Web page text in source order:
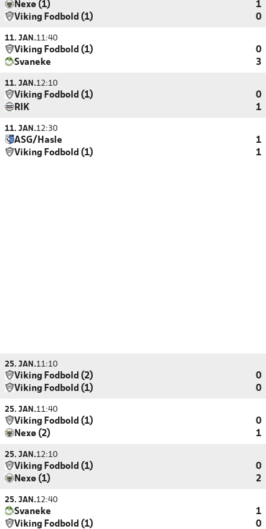
Nexø (1)
1
Viking Fodbold (1)
0
11. JAN.11:40
Viking Fodbold (1)
0
Svaneke
3
11. JAN.12:10
Viking Fodbold (1)
0
RIK
1
11. JAN.12:30
ASG/Hasle
1
Viking Fodbold (1)
1
25. JAN.11:10
Viking Fodbold (2)
0
Viking Fodbold (1)
0
25. JAN.11:40
Viking Fodbold (1)
0
Nexø (2)
1
25. JAN.12:10
Viking Fodbold (1)
0
Nexø (1)
2
25. JAN.12:40
Svaneke
1
Viking Fodbold (1)
0